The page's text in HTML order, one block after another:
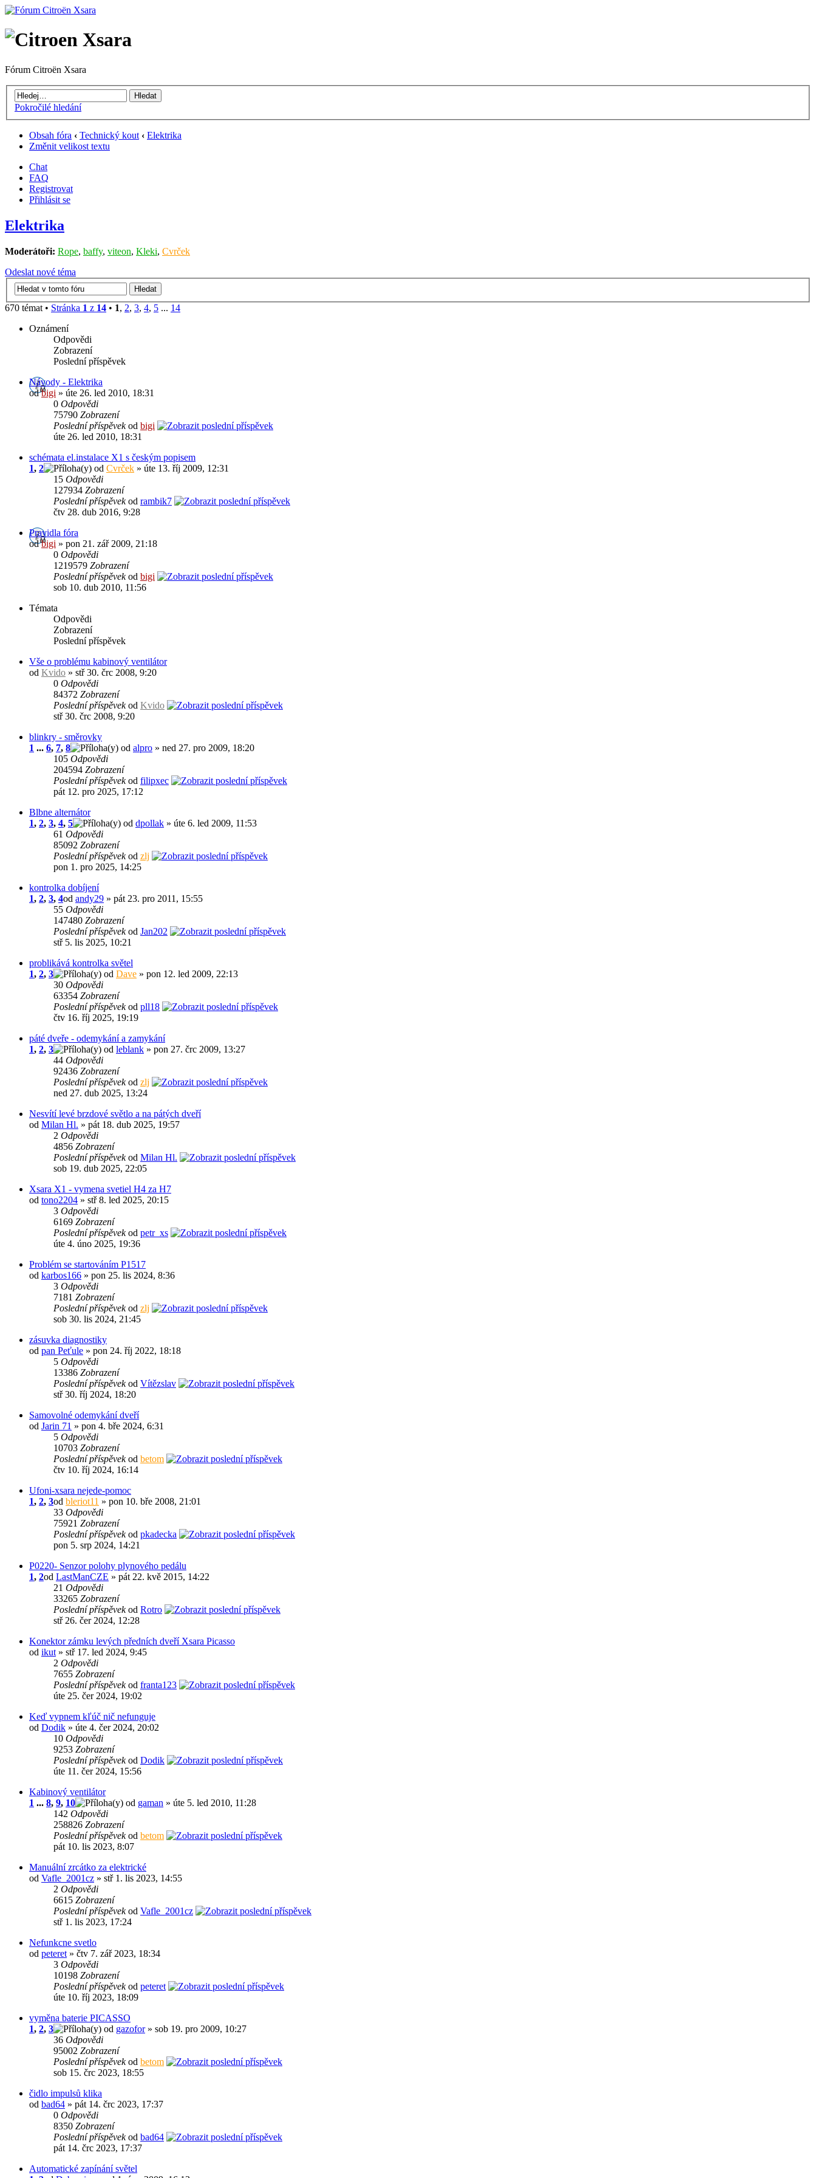
Fórum Citroën Xsara
Pokročilé hledání
Obsah fóra ‹ Technický kout ‹ Elektrika
Změnit velikost textu
Chat
FAQ
Registrovat
Přihlásit se
Elektrika
Moderátoři: Rope, baffy, viteon, Kleki, Cvrček
Odeslat nové téma
670 témat • Stránka 1 z 14 • 1, 2, 3, 4, 5 ... 14
Oznámení
Odpovědi
Zobrazení
Poslední příspěvek
Návody - Elektrika
odbigi » úte 26. led 2010, 18:31
0 Odpovědi
75790 Zobrazení
Poslední příspěvekod bigi
úte 26. led 2010, 18:31
schémata el.instalace X1 s českým popisem
1, 2 od Cvrček » úte 13. říj 2009, 12:31
15 Odpovědi
127934 Zobrazení
Poslední příspěvekod rambik7
čtv 28. dub 2016, 9:28
Pravidla fóra
odbigi » pon 21. zář 2009, 21:18
0 Odpovědi
1219579 Zobrazení
Poslední příspěvekod bigi
sob 10. dub 2010, 11:56
Témata
Odpovědi
Zobrazení
Poslední příspěvek
Vše o problému kabinový ventilátor
od Kvido » stř 30. črc 2008, 9:20
0 Odpovědi
84372 Zobrazení
Poslední příspěvekod Kvido
stř 30. črc 2008, 9:20
blinkry - směrovky
1 ... 6, 7, 8 od alpro » ned 27. pro 2009, 18:20
105 Odpovědi
204594 Zobrazení
Poslední příspěvekod filipxec
pát 12. pro 2025, 17:12
Blbne alternátor
1, 2, 3, 4, 5 od dpollak » úte 6. led 2009, 11:53
61 Odpovědi
85092 Zobrazení
Poslední příspěvekod zlj
pon 1. pro 2025, 14:25
kontrolka dobíjení
1, 2, 3, 4od andy29 » pát 23. pro 2011, 15:55
55 Odpovědi
147480 Zobrazení
Poslední příspěvekod Jan202
stř 5. lis 2025, 10:21
problikává kontrolka světel
1, 2, 3 od Dave » pon 12. led 2009, 22:13
30 Odpovědi
63354 Zobrazení
Poslední příspěvekod pll18
čtv 16. říj 2025, 19:19
páté dveře - odemykání a zamykání
1, 2, 3 od leblank » pon 27. črc 2009, 13:27
44 Odpovědi
92436 Zobrazení
Poslední příspěvekod zlj
ned 27. dub 2025, 13:24
Nesvítí levé brzdové světlo a na pátých dveří
od Milan Hl. » pát 18. dub 2025, 19:57
2 Odpovědi
4856 Zobrazení
Poslední příspěvekod Milan Hl.
sob 19. dub 2025, 22:05
Xsara X1 - vymena svetiel H4 za H7
od tono2204 » stř 8. led 2025, 20:15
3 Odpovědi
6169 Zobrazení
Poslední příspěvekod petr_xs
úte 4. úno 2025, 19:36
Problém se startováním P1517
od karbos166 » pon 25. lis 2024, 8:36
3 Odpovědi
7181 Zobrazení
Poslední příspěvekod zlj
sob 30. lis 2024, 21:45
zásuvka diagnostiky
od pan Peťule » pon 24. říj 2022, 18:18
5 Odpovědi
13386 Zobrazení
Poslední příspěvekod Vítězslav
stř 30. říj 2024, 18:20
Samovolné odemykání dveří
od Jarin 71 » pon 4. bře 2024, 6:31
5 Odpovědi
10703 Zobrazení
Poslední příspěvekod betom
čtv 10. říj 2024, 16:14
Ufoni-xsara nejede-pomoc
1, 2, 3od bleriot11 » pon 10. bře 2008, 21:01
33 Odpovědi
75921 Zobrazení
Poslední příspěvekod pkadecka
pon 5. srp 2024, 14:21
P0220- Senzor polohy plynového pedálu
1, 2od LastManCZE » pát 22. kvě 2015, 14:22
21 Odpovědi
33265 Zobrazení
Poslední příspěvekod Rotro
stř 26. čer 2024, 12:28
Konektor zámku levých předních dveří Xsara Picasso
od ikut » stř 17. led 2024, 9:45
2 Odpovědi
7655 Zobrazení
Poslední příspěvekod franta123
úte 25. čer 2024, 19:02
Keď vypnem kľúč nič nefunguje
od Dodik » úte 4. čer 2024, 20:02
10 Odpovědi
9253 Zobrazení
Poslední příspěvekod Dodik
úte 11. čer 2024, 15:56
Kabinový ventilátor
1 ... 8, 9, 10 od gaman » úte 5. led 2010, 11:28
142 Odpovědi
258826 Zobrazení
Poslední příspěvekod betom
pát 10. lis 2023, 8:07
Manuální zrcátko za elektrické
od Vafle_2001cz » stř 1. lis 2023, 14:55
2 Odpovědi
6615 Zobrazení
Poslední příspěvekod Vafle_2001cz
stř 1. lis 2023, 17:24
Nefunkcne svetlo
od peteret » čtv 7. zář 2023, 18:34
3 Odpovědi
10198 Zobrazení
Poslední příspěvekod peteret
úte 10. říj 2023, 18:09
vyměna baterie PICASSO
1, 2, 3 od gazofor» sob 19. pro 2009, 10:27
36 Odpovědi
95002 Zobrazení
Poslední příspěvekod betom
sob 15. črc 2023, 18:55
čidlo impulsů klika
od bad64 » pát 14. črc 2023, 17:37
0 Odpovědi
8350 Zobrazení
Poslední příspěvekod bad64
pát 14. črc 2023, 17:37
Automatické zapínání světel